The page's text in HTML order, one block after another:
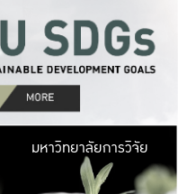
มหาวิ
มีพื้นที่เขียวสดใส
มหาวิทยาลัยการวิจัย